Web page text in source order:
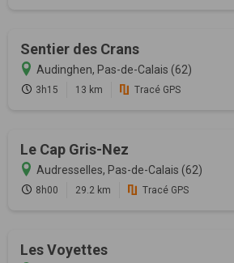
Sentier des Crans
Audinghen, Pas-de-Calais (62)
3h15 13 km Tracé GPS
Le Cap Gris-Nez
Audresselles, Pas-de-Calais (62)
8h00 29.2 km Tracé GPS
Les Voyettes